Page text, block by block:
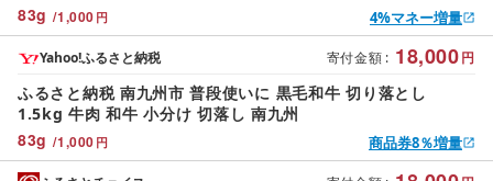
83g /1,000 円 4%マネー増量
寄付金額 : 18,000円
83g /1,000 円
Yahoo!ふるさと納税
ふるさと納税 南九州市 普段使いに 黒毛和牛 切り落とし
1.5kg 牛肉 和牛 小分け 切落し 南九州
商品券8％増量